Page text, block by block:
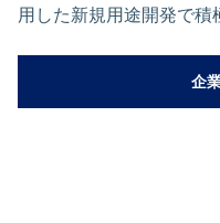
用した新規用途開発で積
企